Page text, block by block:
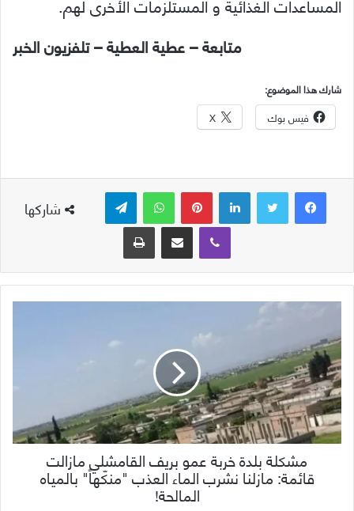
متابعة – عطية العطية – تلفزيون الخبر
شارك هذا الموضوع:
فيس بوك X
شاركها
لينكدإن بينتيريست واتساب
ڤايبر
مشاركة عبر البريد طباعة
مشكلة بلدة خربة عمو بريف القامشلي مازالت
قائمة: مازلنا نشرب الماء العذب "منكّهاً" بالمياه
المالحة!